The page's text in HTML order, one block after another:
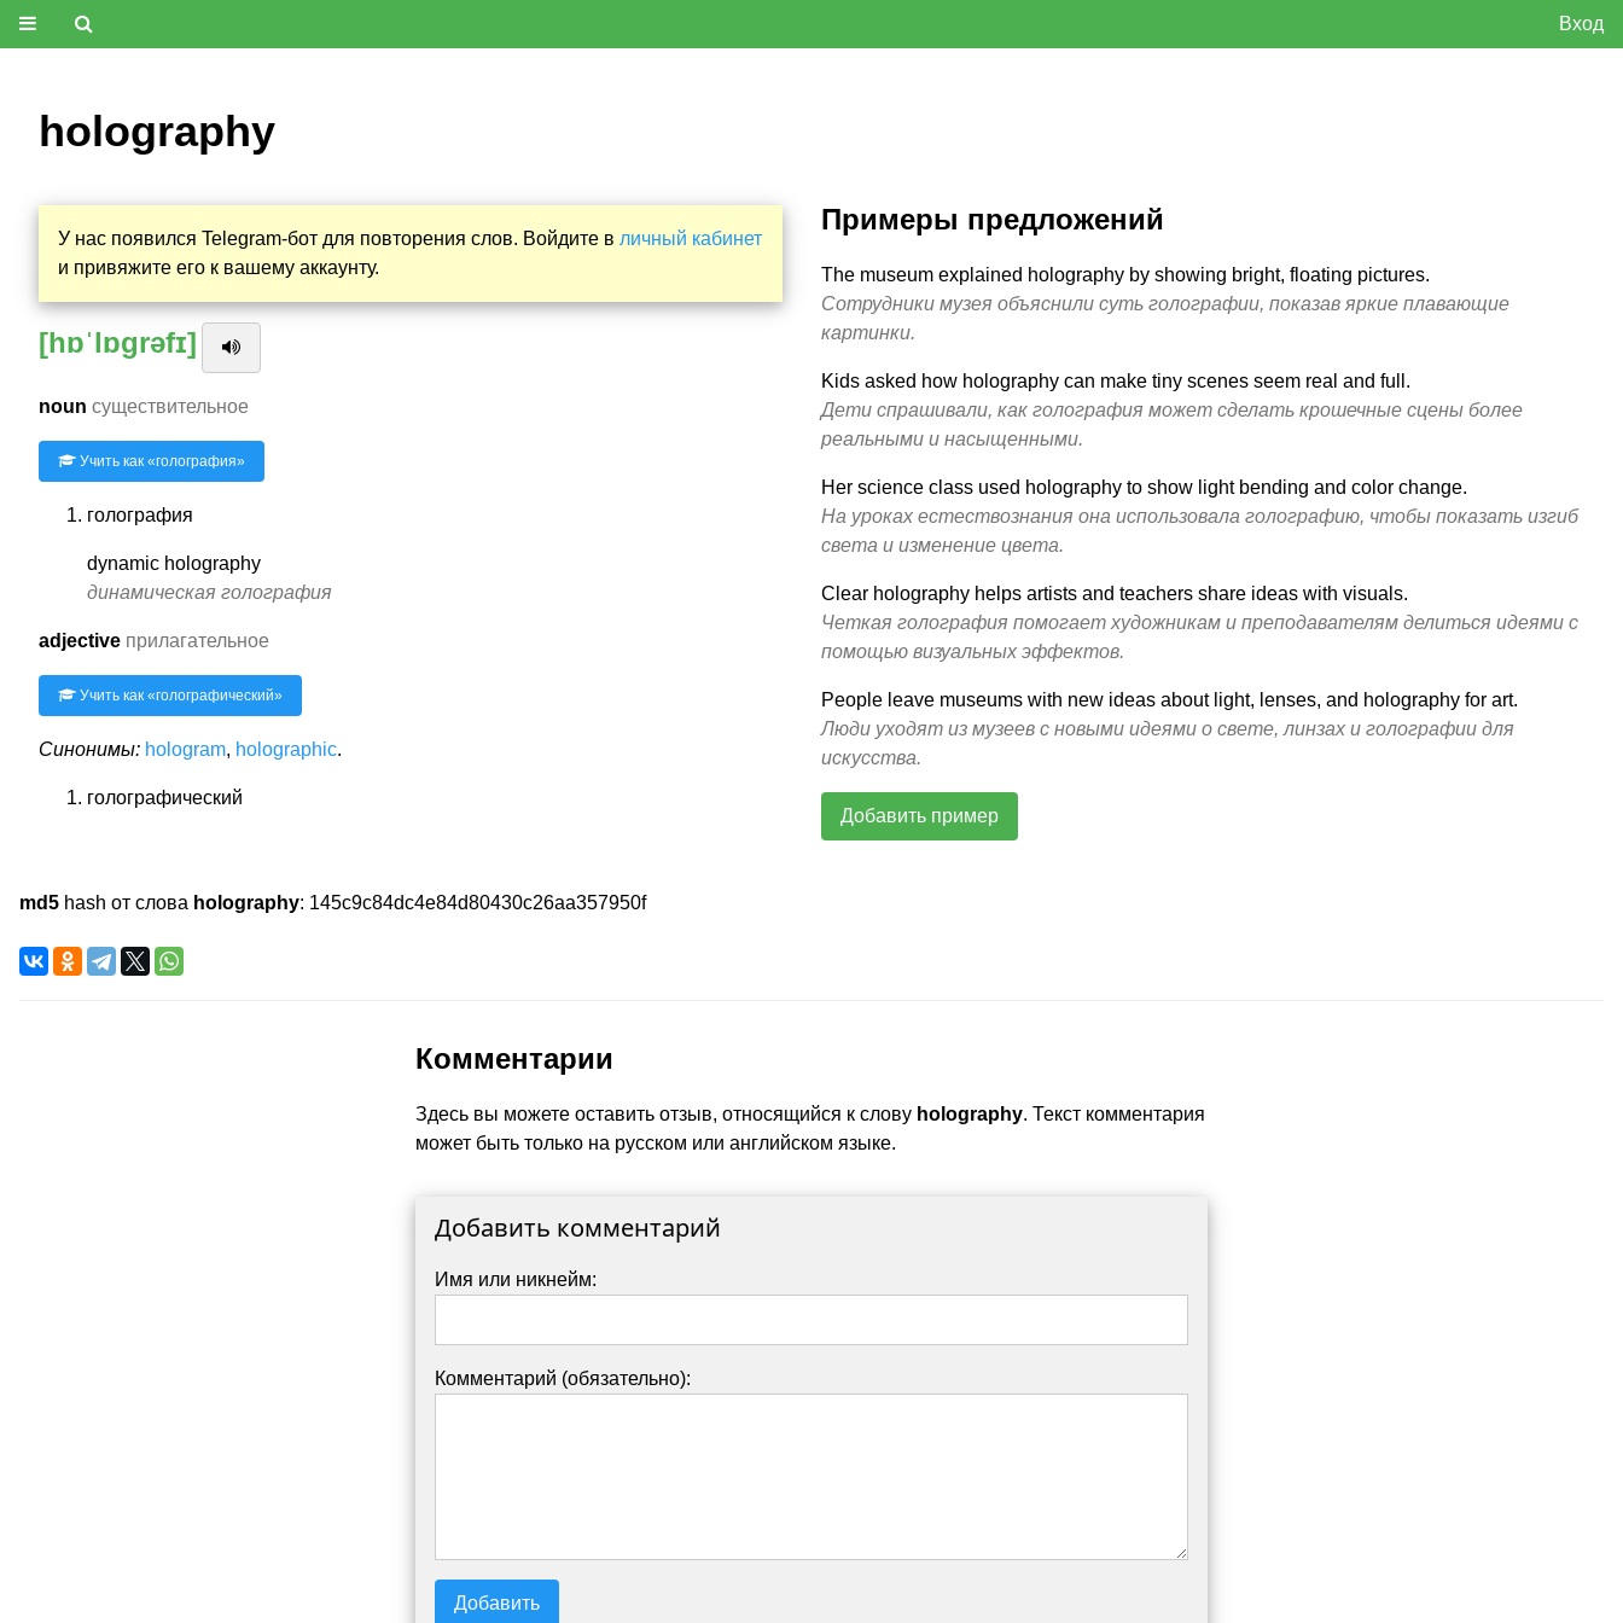
Вход
holography
У нас появился Telegram-бот для повторения слов. Войдите в личный кабинет
и привяжите его к вашему аккаунту.
[hɒˈlɒgrəfɪ]
noun существительное
Учить как «голография»
голография
dynamic holography
динамическая голография
adjective прилагательное
Учить как «голографический»
Синонимы: hologram, holographic.
голографический
Примеры предложений
The museum explained holography by showing bright, floating pictures.
Сотрудники музея объяснили суть голографии, показав яркие плавающие
картинки.
Kids asked how holography can make tiny scenes seem real and full.
Дети спрашивали, как голография может сделать крошечные сцены более
реальными и насыщенными.
Her science class used holography to show light bending and color change.
На уроках естествознания она использовала голографию, чтобы показать изгиб
света и изменение цвета.
Clear holography helps artists and teachers share ideas with visuals.
Четкая голография помогает художникам и преподавателям делиться идеями с
помощью визуальных эффектов.
People leave museums with new ideas about light, lenses, and holography for art.
Люди уходят из музеев с новыми идеями о свете, линзах и голографии для
искусства.
Добавить пример
md5 hash от слова holography: 145c9c84dc4e84d80430c26aa357950f
Комментарии
Здесь вы можете оставить отзыв, относящийся к слову holography. Текст комментария
может быть только на русском или английском языке.
Добавить комментарий
Имя или никнейм:
Комментарий (обязательно):
Добавить